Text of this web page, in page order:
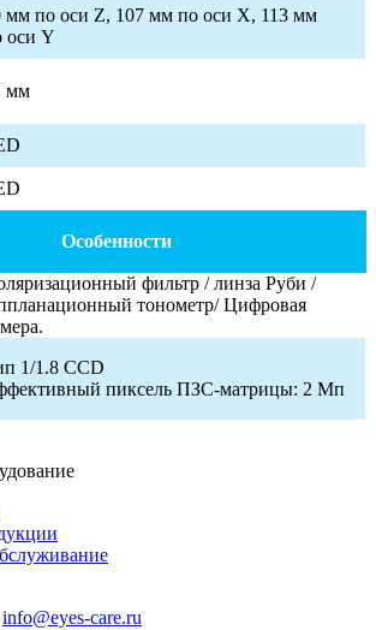
мм по оси Z, 107 мм по оси Х, 113 мм
оси Y
мм
Особенности
фильтр / линза Руби /
тонометр/ Цифровая
1/1.8 CCD
пиксель ПЗС-матрицы: 2 Мп
info@eyes-care.ru